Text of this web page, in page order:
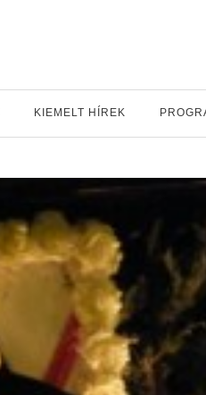
KIEMELT HÍREK